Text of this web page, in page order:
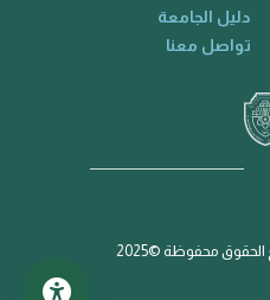
دليل الجامعة
تواصل معنا
محفوظة ©2025